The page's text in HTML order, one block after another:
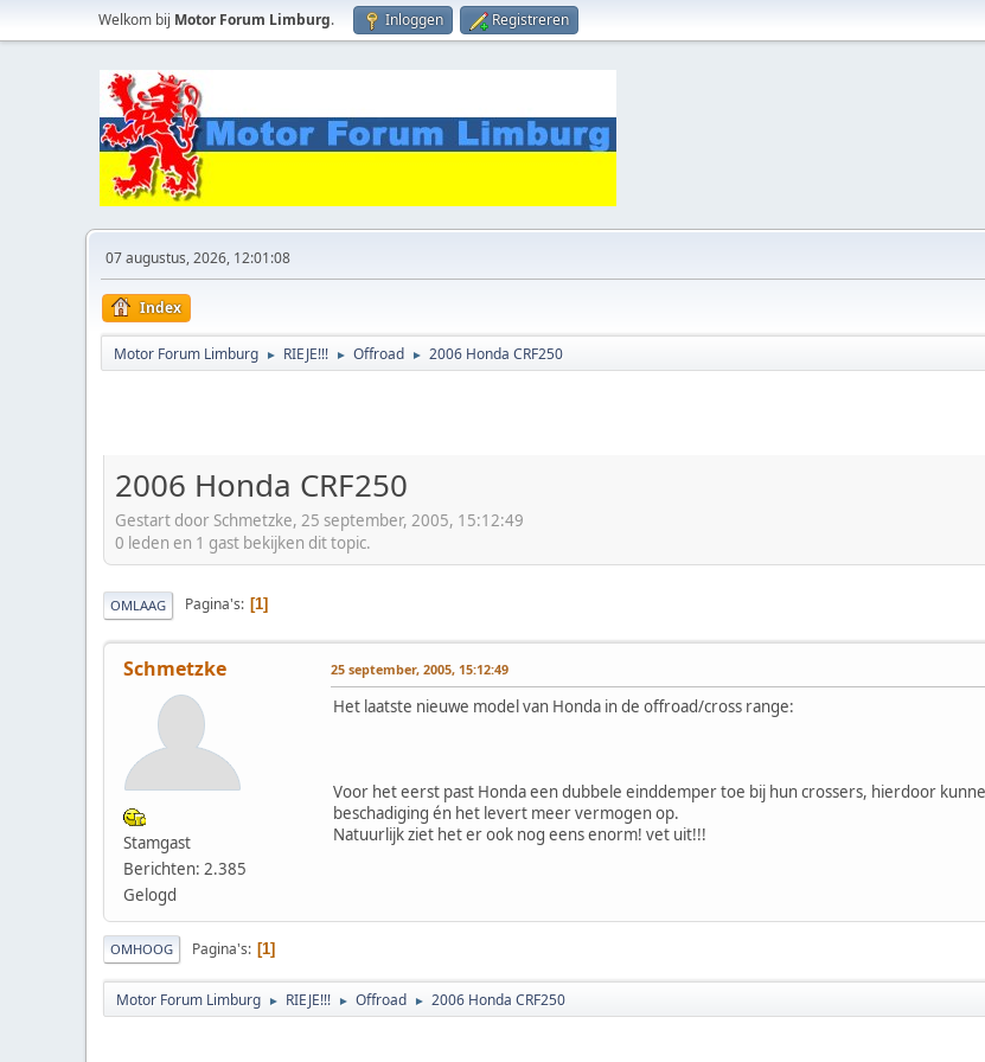
Welkom bij Motor Forum Limburg. Inloggen Registreren
07 augustus, 2026, 12:01:08
Index
Motor Forum Limburg ► RIEJE!!! ► Offroad ► 2006 Honda CRF250
2006 Honda CRF250
Gestart door Schmetzke, 25 september, 2005, 15:12:49
0 leden en 1 gast bekijken dit topic.
OMLAAG Pagina's 1
Schmetzke
Stamgast
Berichten: 2.385
Gelogd
25 september, 2005, 15:12:49
Het laatste nieuwe model van Honda in de offroad/cross range:
Voor het eerst past Honda een dubbele einddemper toe bij hun crossers, hierdoor
beschadiging én het levert meer vermogen op.
Natuurlijk ziet het er ook nog eens enorm! vet uit!!!
OMHOOG Pagina's 1
Motor Forum Limburg ► RIEJE!!! ► Offroad ► 2006 Honda CRF250